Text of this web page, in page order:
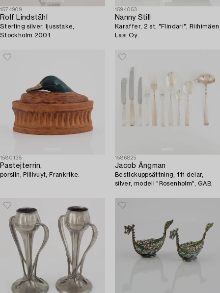
1574909
Rolf Lindståhl
Sterling silver, ljusstake,
Stockholm 2001.
1594053
Nanny Still
Karaffer, 2 st, "Flindari", Riihimäen
Lasi Oy.
1580138
Pastejterrin,
porslin, Pillivuyt, Frankrike.
1586825
Jacob Ängman
Bestickuppsättning, 111 delar,
silver, modell "Rosenholm", GAB,